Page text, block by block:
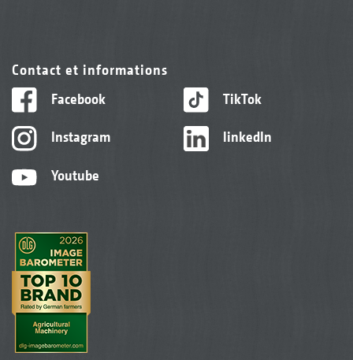
Contact et informations
Facebook
Instagram
Youtube
TikTok
linkedIn